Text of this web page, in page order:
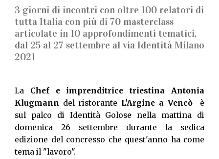
3 giorni di incontri con oltre 100 relatori di
tutta Italia con più di 70 masterclass
articolate in 10 approfondimenti tematici,
dal 25 al 27 settembre al via Identità Milano
2021
La Chef e imprenditrice triestina Antonia
Klugmann del ristorante L'Argine a Vencòè
sul palco di Identità Golose nella mattina di
domenica 26 settembre durante la sedica
edizione del concresso che quest'anno ha come
tema il "lavoro".